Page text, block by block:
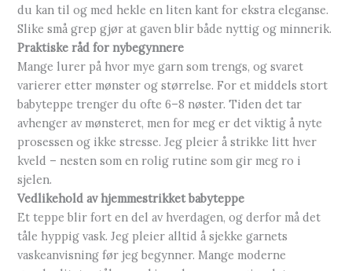
du kan til og med hekle en liten kant for ekstra eleganse.
Slike små grep gjør at gaven blir både nyttig og minnerik.
Praktiske råd for nybegynnere
Mange lurer på hvor mye garn som trengs, og svaret
varierer etter mønster og størrelse. For et middels stort
babyteppe trenger du ofte 6–8 nøster. Tiden det tar
avhenger av mønsteret, men for meg er det viktig å nyte
prosessen og ikke stresse. Jeg pleier å strikke litt hver
kveld – nesten som en rolig rutine som gir meg ro i
sjelen.
Vedlikehold av hjemmestrikket babyteppe
Et teppe blir fort en del av hverdagen, og derfor må det
tåle hyppig vask. Jeg pleier alltid å sjekke garnets
vaskeanvisning før jeg begynner. Mange moderne